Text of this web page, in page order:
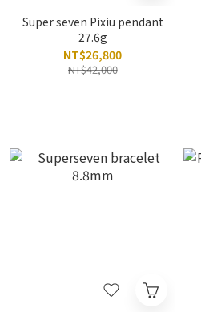
Super seven Pixiu pendant
27.6g
NT$26,800
NT$42,000